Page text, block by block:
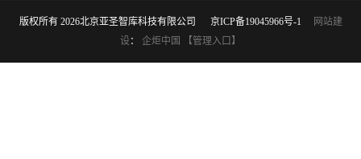
版权所有 2026北京亚圣智库科技有限公司 京ICP备19045966号-1
网站建
设： 企炬中国 【管理入口】